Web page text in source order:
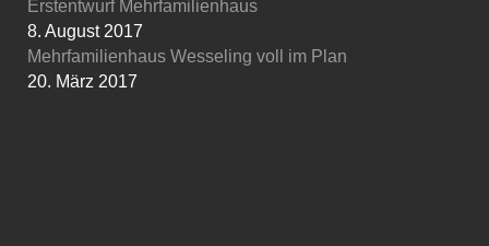
Erstentwurf Mehrfamilienhaus
8. August 2017
Mehrfamilienhaus Wesseling voll im Plan
20. März 2017